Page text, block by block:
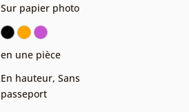
Sur papier photo
en une pièce
En hauteur, Sans
passeport